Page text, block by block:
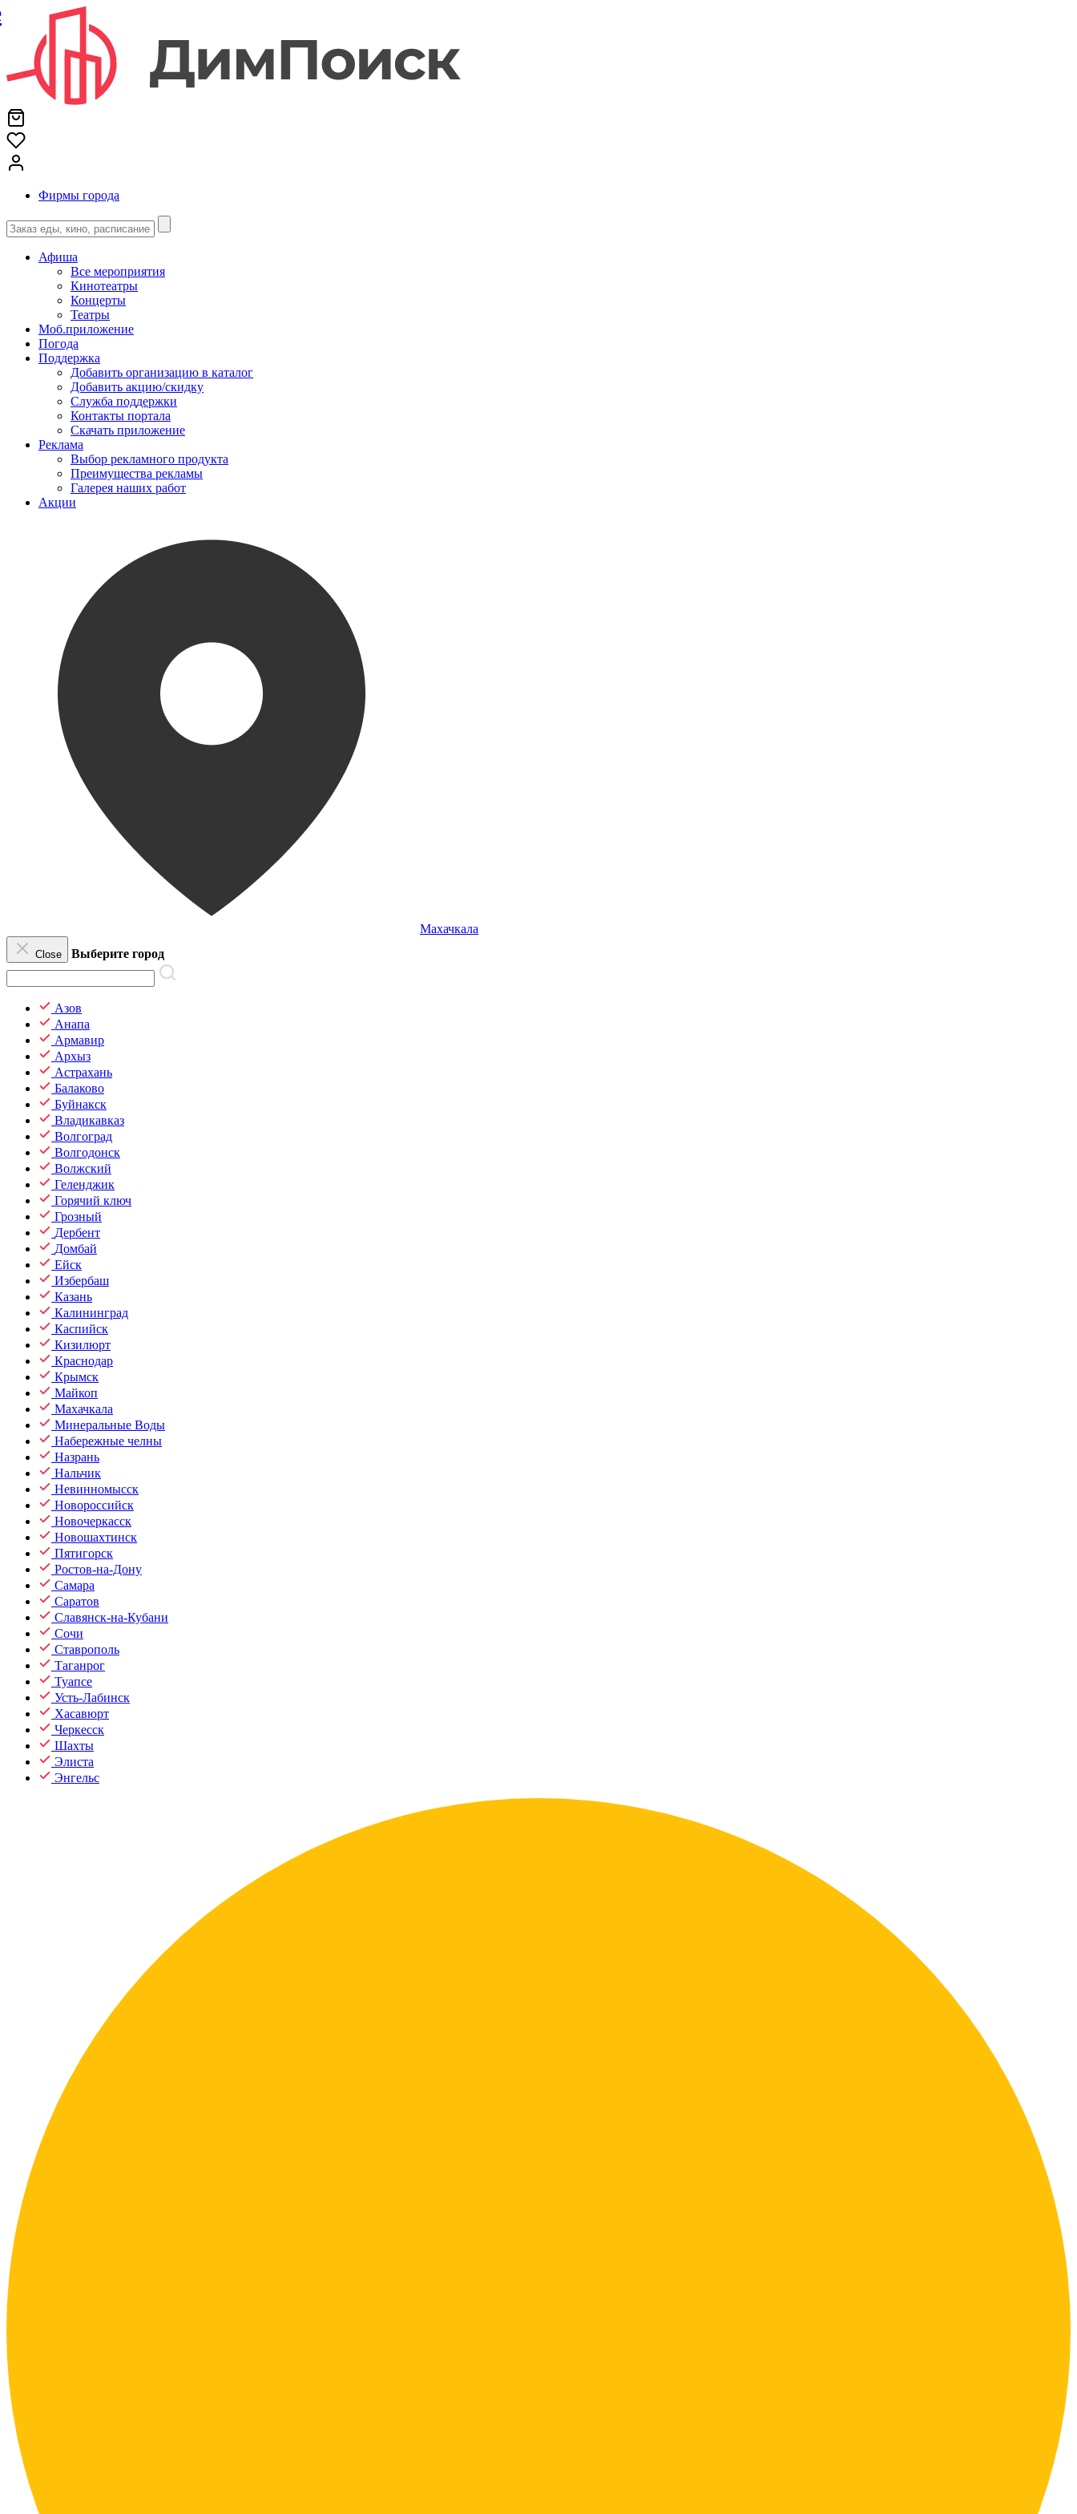
Фирмы города
Афиша
Все мероприятия
Кинотеатры
Концерты
Театры
Моб.приложение
Погода
Поддержка
Добавить организацию в каталог
Добавить акцию/скидку
Служба поддержки
Контакты портала
Скачать приложение
Реклама
Выбор рекламного продукта
Преимущества рекламы
Галерея наших работ
Акции
Махачкала
Close Выберите город
Азов
Анапа
Армавир
Архыз
Астрахань
Балаково
Буйнакск
Владикавказ
Волгоград
Волгодонск
Волжский
Геленджик
Горячий ключ
Грозный
Дербент
Домбай
Ейск
Избербаш
Казань
Калининград
Каспийск
Кизилюрт
Краснодар
Крымск
Майкоп
Махачкала
Минеральные Воды
Набережные челны
Назрань
Нальчик
Невинномысск
Новороссийск
Новочеркасск
Новошахтинск
Пятигорск
Ростов-на-Дону
Самара
Саратов
Славянск-на-Кубани
Сочи
Ставрополь
Таганрог
Туапсе
Усть-Лабинск
Хасавюрт
Черкесск
Шахты
Элиста
Энгельс